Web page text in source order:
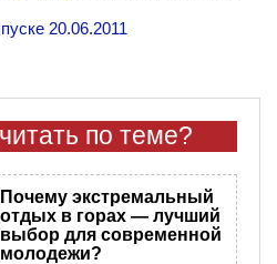
20.06.2011
по теме?
Почему экстремальный
отдых в горах — лучший
выбор для современной
молодежи?